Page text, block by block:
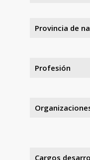
Provincia de
Profesión
Cargos